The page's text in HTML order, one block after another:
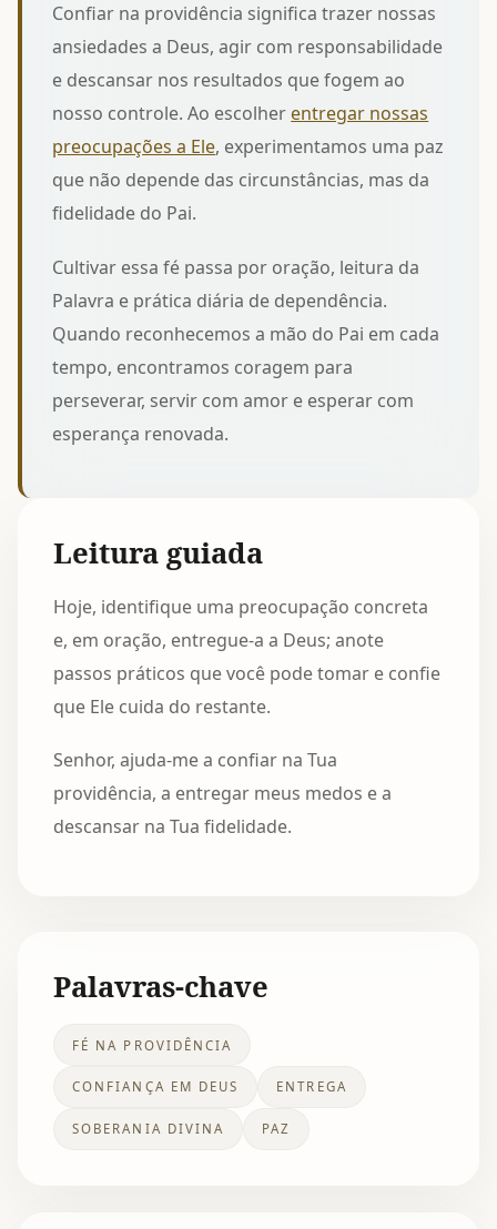
Confiar na providência significa trazer nossas
ansiedades a Deus, agir com responsabilidade
e descansar nos resultados que fogem ao
nosso controle. Ao escolher entregar nossas
preocupações a Ele, experimentamos uma paz
que não depende das circunstâncias, mas da
fidelidade do Pai.
Cultivar essa fé passa por oração, leitura da
Palavra e prática diária de dependência.
Quando reconhecemos a mão do Pai em cada
tempo, encontramos coragem para
perseverar, servir com amor e esperar com
esperança renovada.
Leitura guiada
Hoje, identifique uma preocupação concreta
e, em oração, entregue-a a Deus; anote
passos práticos que você pode tomar e confie
que Ele cuida do restante.
Senhor, ajuda-me a confiar na Tua
providência, a entregar meus medos e a
descansar na Tua fidelidade.
Palavras-chave
FÉ NA PROVIDÊNCIA
CONFIANÇA EM DEUS ENTREGA
SOBERANIA DIVINA PAZ